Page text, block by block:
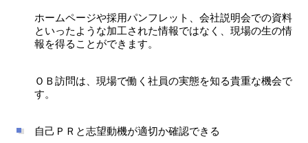
ホームページや採用パンフレット、会社説明会での資料
といったような加工された情報ではなく、現場の生の情
報を得ることができます。
ＯＢ訪問は、現場で働く社員の実態を知る貴重な機会で
す。
自己ＰＲと志望動機が適切か確認できる